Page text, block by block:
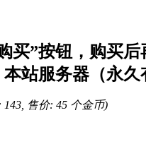
买”按钮，购买
站服务器（永
143, 售价: 45 个金币)